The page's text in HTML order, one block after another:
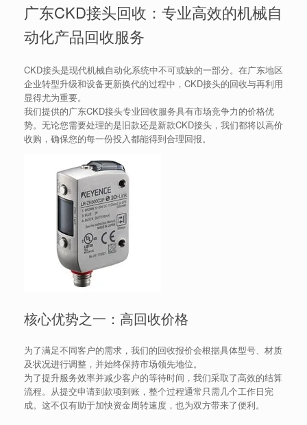
广东CKD接头回收：专业高效的机械自
动化产品回收服务
CKD接头是现代机械自动化系统中不可或缺的一部分。在广东地区
企业转型升级和设备更新换代的过程中，CKD接头的回收与再利用
显得尤为重要。
我们提供的广东CKD接头专业回收服务具有市场竞争力的价格优
势。无论您需要处理的是旧款还是新款CKD接头，我们都将以高价
收购，确保您的每一份投入都能得到合理回报。
核心优势之一：高回收价格
为了满足不同客户的需求，我们的回收报价会根据具体型号、材质
及状况进行调整，并始终保持市场领先地位。
为了提升服务效率并减少客户的等待时间，我们采取了高效的结算
流程。从提交申请到款项到账，整个过程通常只需几个工作日完
成。这不仅有助于加快资金周转速度，也为双方带来了便利。